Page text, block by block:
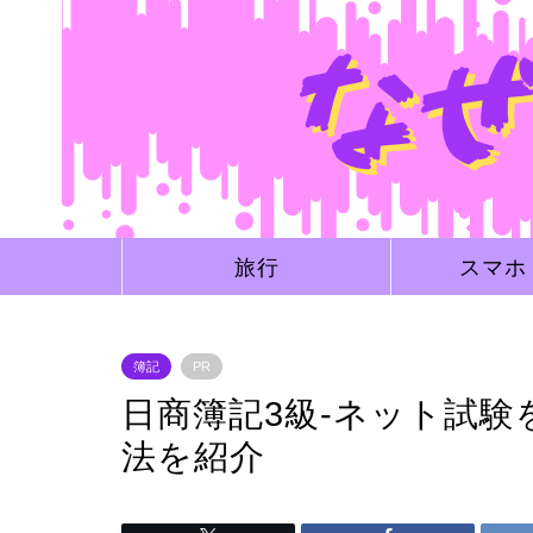
旅行 スマホ
簿記 PR
日商簿記3級-ネット試
法を紹介